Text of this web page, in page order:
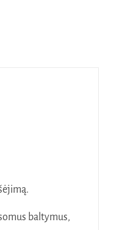
baltymus,